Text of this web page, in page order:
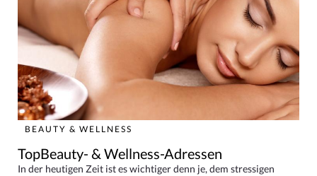
BEAUTY & WELLNESS
TopBeauty- & Wellness-Adressen
In der heutigen Zeit ist es wichtiger denn je, dem stressigen